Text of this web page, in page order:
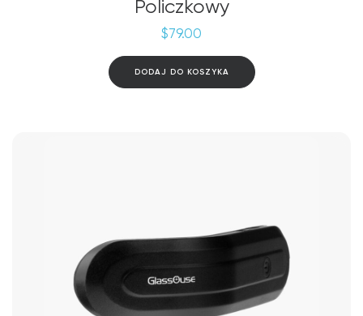
Policzkowy
$79.00
DODAJ DO KOSZYKA